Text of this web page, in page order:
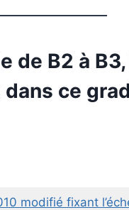
de B2 à
ce
modifié fixant